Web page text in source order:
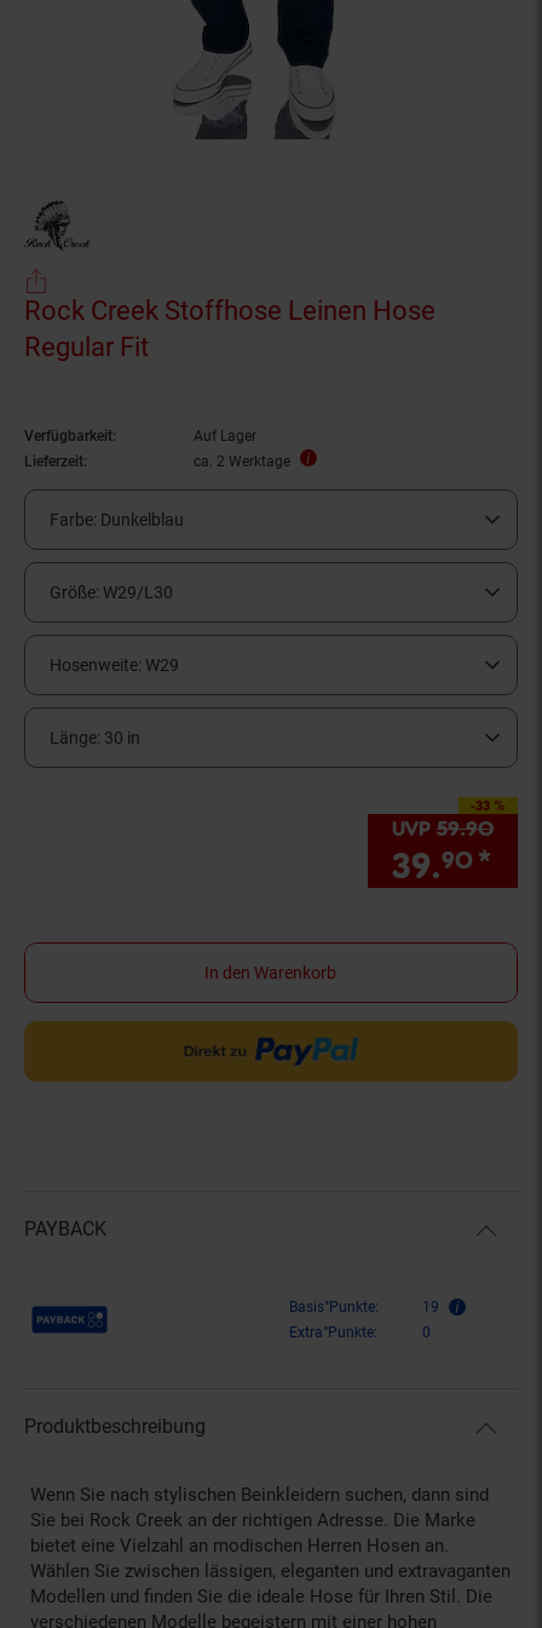
Rock Creek Stoffhose Leinen Hose
Regular Fit
Verfügbarkeit:
Auf Lager
Lieferzeit:
ca. 2 Werktage
Farbe: Dunkelblau
Größe: W29/L30
Hosenweite: W29
Länge: 30 in
-33 %
Sie Sparen 33
UVP 59.90
39.90 *
In den Warenkorb
PAYBACK
Payback Punkte Basis°Punkte:
19
Extra°Punkte:
0
Produktbeschreibung
Wenn Sie nach stylischen Beinkleidern suchen, dann sind
Sie bei Rock Creek an der richtigen Adresse. Die Marke
bietet eine Vielzahl an modischen Herren Hosen an.
Wählen Sie zwischen lässigen, eleganten und extravaganten
Modellen und finden Sie die ideale Hose für Ihren Stil. Die
verschiedenen Modelle begeistern mit einer hohen